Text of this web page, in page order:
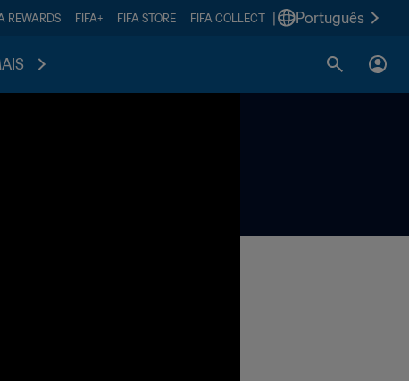
REWARDS FIFA+ FIFA STORE FIFA COLLECT Português